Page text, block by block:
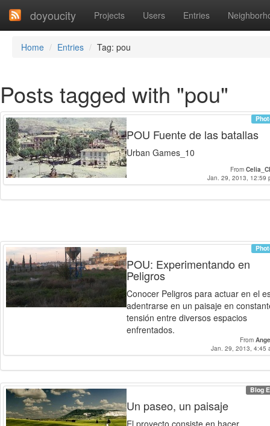
doyoucity Projects Users Entries
Home Entries Tag: pou
Posts tagged with "pou"
POU Fuente de las batallas
Urban Games_10
From
Jan. 29, 2013, 12:59
POU: Experimentando en
Peligros
Conocer Peligros para actuar en el
adentrarse en un paisaje en
tensión entre diversos espacios
enfrentados.
From
Jan. 29, 2013, 4:45
Blog
Un paseo, un paisaje
El proyecto consiste en hacer